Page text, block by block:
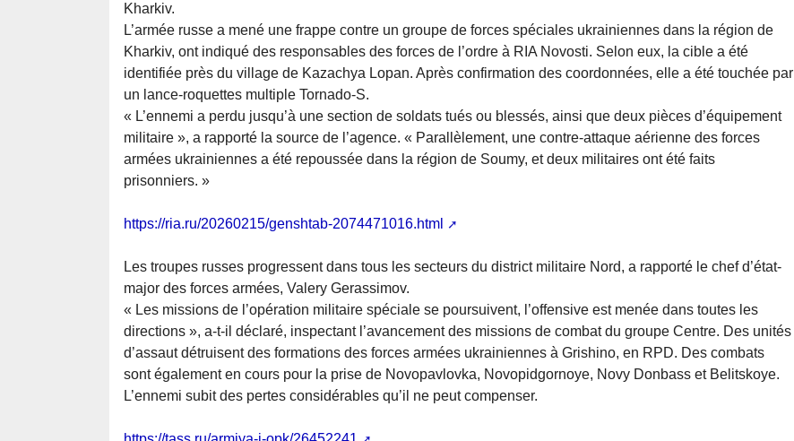
Kharkiv.
L’armée russe a mené une frappe contre un groupe de forces spéciales ukrainiennes dans la région de
Kharkiv, ont indiqué des responsables des forces de l’ordre à RIA Novosti. Selon eux, la cible a été
identifiée près du village de Kazachya Lopan. Après confirmation des coordonnées, elle a été touchée par
un lance-roquettes multiple Tornado-S.
« L’ennemi a perdu jusqu’à une section de soldats tués ou blessés, ainsi que deux pièces d’équipement
militaire », a rapporté la source de l’agence. « Parallèlement, une contre-attaque aérienne des forces
armées ukrainiennes a été repoussée dans la région de Soumy, et deux militaires ont été faits
prisonniers. »
https://ria.ru/20260215/genshtab-2074471016.html
Les troupes russes progressent dans tous les secteurs du district militaire Nord, a rapporté le chef d’état-
major des forces armées, Valery Gerassimov.
« Les missions de l’opération militaire spéciale se poursuivent, l’offensive est menée dans toutes les
directions », a-t-il déclaré, inspectant l’avancement des missions de combat du groupe Centre. Des unités
d’assaut détruisent des formations des forces armées ukrainiennes à Grishino, en RPD. Des combats
sont également en cours pour la prise de Novopavlovka, Novopidgornoye, Novy Donbass et Belitskoye.
L’ennemi subit des pertes considérables qu’il ne peut compenser.